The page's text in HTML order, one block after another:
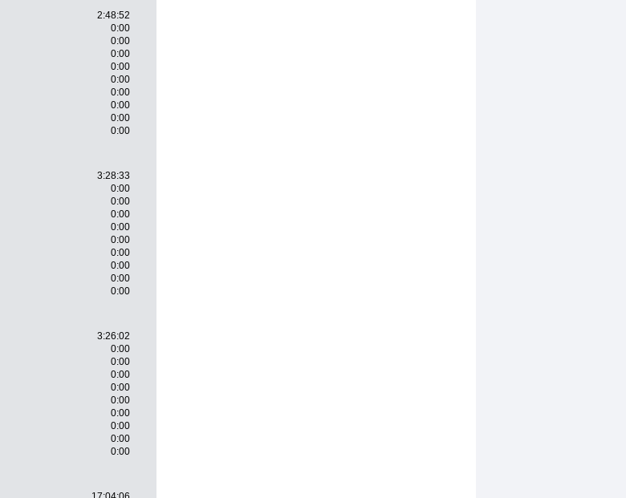
2:48:52
0:00
0:00
0:00
0:00
0:00
0:00
0:00
0:00
0:00
3:28:33
0:00
0:00
0:00
0:00
0:00
0:00
0:00
0:00
0:00
3:26:02
0:00
0:00
0:00
0:00
0:00
0:00
0:00
0:00
0:00